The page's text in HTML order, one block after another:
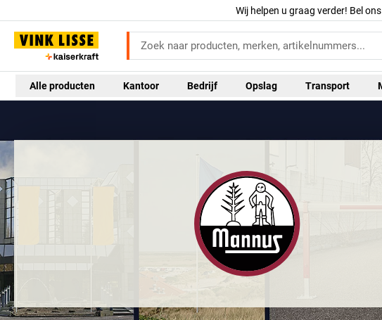
Wij helpen u graag verder! Bel
Alle producten Kantoor Bedrijf Opslag Transport